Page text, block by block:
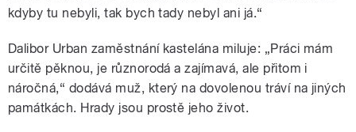
kdyby tu nebyli, tak bych tady nebyl ani já.“
Dalibor Urban zaměstnání kastelána miluje: „Práci mám
určitě pěknou, je různorodá a zajímavá, ale přitom i
náročná,“ dodává muž, který na dovolenou tráví na jiných
památkách. Hrady jsou prostě jeho život.